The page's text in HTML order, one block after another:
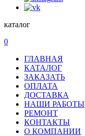
каталог
0
ГЛАВНАЯ
КАТАЛОГ
ЗАКАЗАТЬ
ОПЛАТА
ДОСТАВКА
НАШИ РАБОТЫ
РЕМОНТ
КОНТАКТЫ
О КОМПАНИИ